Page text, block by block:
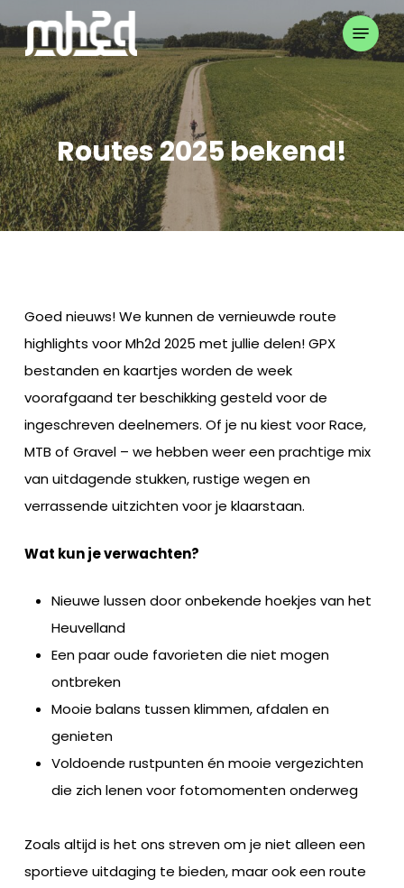
main
content
Menu
Routes 2025 bekend!
Goed nieuws! We kunnen de vernieuwde route
highlights voor Mh2d 2025 met jullie delen! GPX
bestanden en kaartjes worden de week
voorafgaand ter beschikking gesteld voor de
ingeschreven deelnemers. Of je nu kiest voor Race,
MTB of Gravel – we hebben weer een prachtige mix
van uitdagende stukken, rustige wegen en
verrassende uitzichten voor je klaarstaan.
Wat kun je verwachten?
Nieuwe lussen door onbekende hoekjes van het
Heuvelland
Een paar oude favorieten die niet mogen
ontbreken
Mooie balans tussen klimmen, afdalen en
genieten
Voldoende rustpunten én mooie vergezichten
die zich lenen voor fotomomenten onderweg
Zoals altijd is het ons streven om je niet alleen een
sportieve uitdaging te bieden, maar ook een route
Close
Menu